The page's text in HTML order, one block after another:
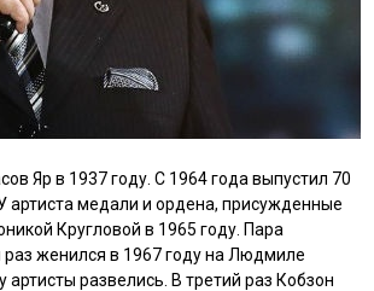
Яр в 1937 году. С 1964 года выпустил 70
артиста медали и ордена, присужденные
Кругловой в 1965 году. Пара
раз женился в 1967 году на Людмиле
артисты развелись. В третий раз Кобзон